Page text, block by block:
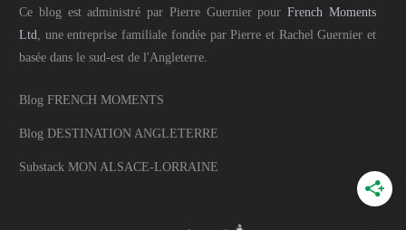
Ce blog est administré par Pierre Guernier pourFrench Moments
Ltd, une entreprise familiale fondée par Pierre et Rachel Guernier et
basée dans le sud-est de l'Angleterre.
Blog FRENCH MOMENTS
Blog DESTINATION ANGLETERRE
Substack MON ALSACE-LORRAINE